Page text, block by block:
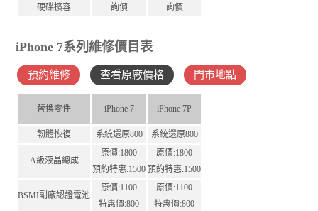
硬碟擴容
詢價 詢價
iPhone 7系列維修價目表
預約維修 查看原廠價格 門市地點
替換零件 iPhone 7 iPhone 7P
韌體恢復 系統還原800 系統還原800
A級液晶總成
原價:1800
預約特惠:1500
原價:1800
預約特惠:1500
BSMI副廠認證電池
原價:1100
特惠價:800
原價:1100
特惠價:800